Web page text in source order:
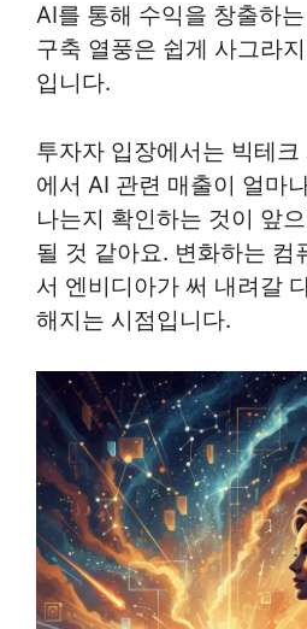
AI를 통해 수익을 창출하
구축 열풍은 쉽게 사그라
입니다.
투자자 입장에서는 빅테
에서 AI 관련 매출이 얼마
나는지 확인하는 것이 앞
될 것 같아요. 변화하는 컴
서 엔비디아가 써 내려갈
해지는 시점입니다.